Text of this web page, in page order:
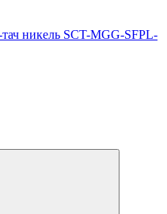
никель SCT-MGG-SFPL-